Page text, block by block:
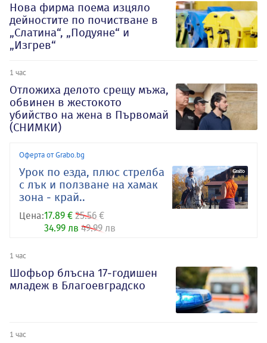
Нова фирма поема изцяло
дейностите по почистване в
„Слатина“, „Подуяне“ и
„Изгрев“
1 час
Отложиха делото срещу мъжа,
обвинен в жестокото
убийство на жена в Първомай
(СНИМКИ)
Оферта от Grabo.bg
Урок по езда, плюс стрелба
с лък и ползване на хамак
зона - край..
Цена:17.89 € 25.56 €
34.99 лв 49.99 лв
1 час
Шофьор блъсна 17-годишен
младеж в Благоевградско
1 час